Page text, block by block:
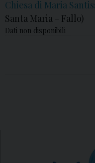
Chiesa di Maria
Santa Maria - Fallo)
Dati non disponibili